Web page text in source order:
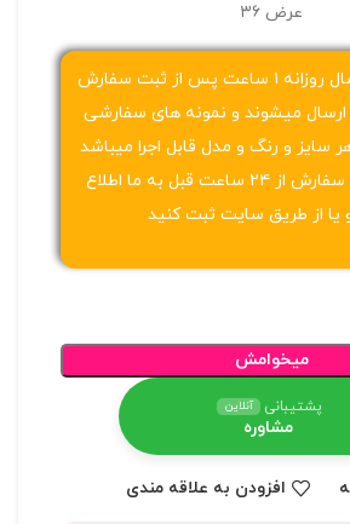
عرض ۳۶
کارهای آماده ارسال روزانه ۱ ساعت پس از ثبت سفارش
ارسال میشوند و نمونه های سفارشی
سایز و رنگ و مدل قابل اجرا میباشد
لطفا جهت ثبت سفارش از ۲۴ ساعت قبل به ما اطلاع
یا از طریق سایت ثبت کنید
میخوامش
پشتیبانی آنلاین
مشاوره
افزودن به علاقه مندی